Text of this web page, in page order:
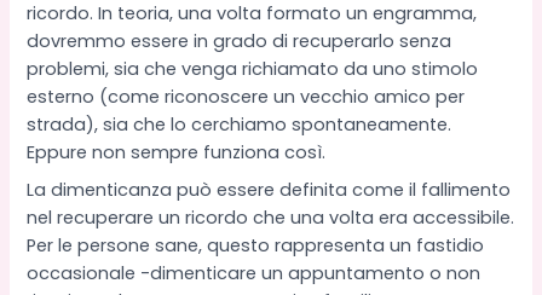
ricordo. In teoria, una volta formato un engramma,
dovremmo essere in grado di recuperarlo senza
problemi, sia che venga richiamato da uno stimolo
esterno (come riconoscere un vecchio amico per
strada), sia che lo cerchiamo spontaneamente.
Eppure non sempre funziona così.
La dimenticanza può essere definita come il fallimento
nel recuperare un ricordo che una volta era accessibile.
Per le persone sane, questo rappresenta un fastidio
occasionale -dimenticare un appuntamento o non